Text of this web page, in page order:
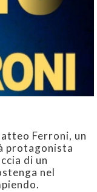
Ferroni, un
protagonista
di un
nel